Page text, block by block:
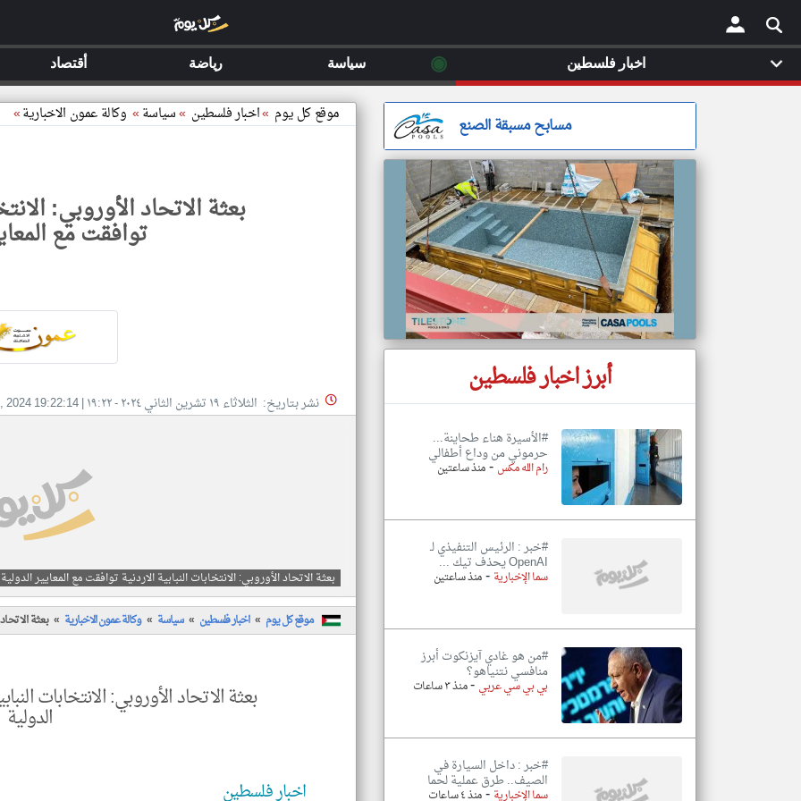
× موقع كل يوم »اخبار فلسطين »سياسة» وكالة عمون الاخبارية»
بعثة الاتحاد الأوروبي:
توافقت مع
نشر بتاريخ: الثلاثاء ١٩ تشرين الثاني ٢٠٢٤ - ١٩:٢٢ |
2024 19:22:14
بعثة الاتحاد الأوروبي: الانتخابات النبابية الاردنية توافقت مع المعايير الدولية
موقع كل يوم اخبار فلسطين سياسة وكالة عمون الاخبارية بعثة
بعثة الاتحاد الأوروبي: الانتخابات
الدولية
اخبار فلسطين
مسابح مسبقة الصنع
أبرز اخبار فلسطين
#الأسيرة هناء طحاينة...
حرموني من وداع أطفالي
رام الله مكس-منذ ساعتين
#خبر : الرئيس التنفيذي لـ
OpenAI يحذف تيك ...
سما الإخبارية -منذ ساعتين
#من هو غادي آيزنكوت أبرز
منافسي نتنياهو؟
بي بي سي عربي-منذ ٣ ساعات
#خبر : داخل السيارة في
الصيف.. طرق عملية لحما
سما الإخبارية-منذ ٤ ساعات
اخبار فلسطين ◉ سياسة رياضة أقتصاد